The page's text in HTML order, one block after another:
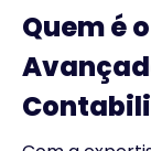
Quem é